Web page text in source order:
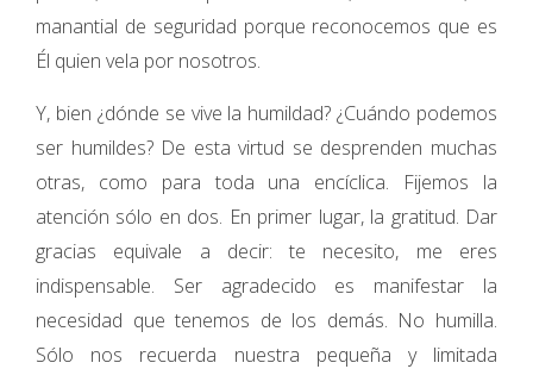
manantial de seguridad porque reconocemos que es
Él quien vela por nosotros.
Y, bien ¿dónde se vive la humildad? ¿Cuándo podemos
ser humildes? De esta virtud se desprenden muchas
otras, como para toda una encíclica. Fijemos la
atención sólo en dos. En primer lugar, la gratitud. Dar
gracias equivale a decir: te necesito, me eres
indispensable. Ser agradecido es manifestar la
necesidad que tenemos de los demás. No humilla.
Sólo nos recuerda nuestra pequeña y limitada